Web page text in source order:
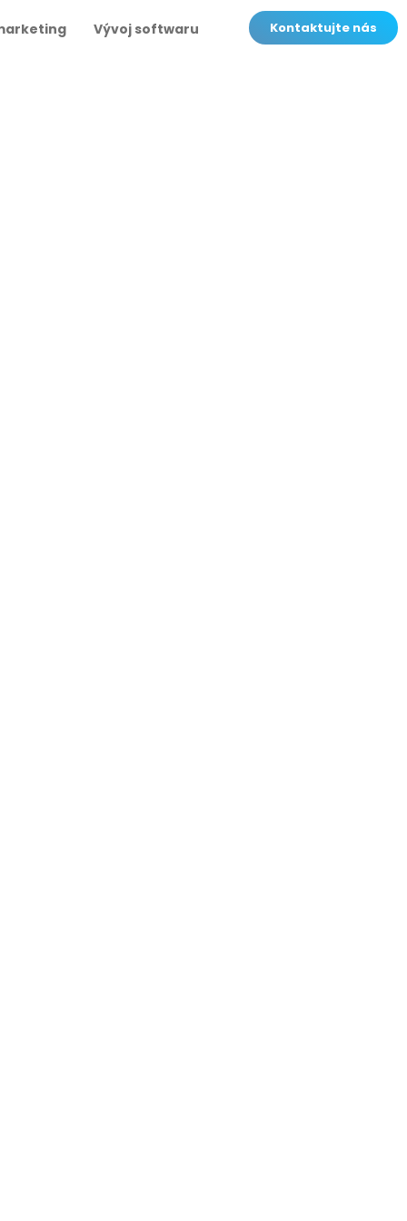
Vývoj softwaru Kontaktujte nás